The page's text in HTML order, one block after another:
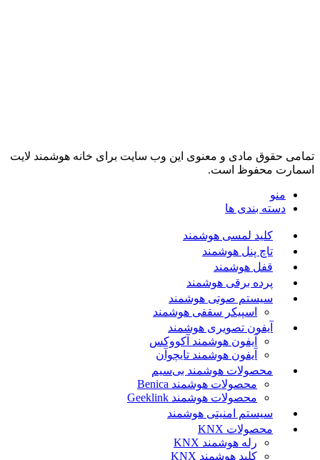
تمامی حقوق مادی و معنوی این وب سایت برای خانه هوشمند لایت
اسمارت محفوظ است.
منو
دسته بندی ها
کلید لمسی هوشمند
تاچ پنل هوشمند
قفل هوشمند
پرده برقی هوشمند
سیستم صوتی هوشمند
اسپیکر سقفی هوشمند
آیفون تصویری هوشمند
آیفون هوشمند آکووکس
آیفون هوشمند تایچوآن
محصولات هوشمند بی‌سیم
محصولات هوشمند Benica
محصولات هوشمند Geeklink
سیستم امنیتی هوشمند
محصولات KNX
رله هوشمند KNX
کلید هوشمند KNX